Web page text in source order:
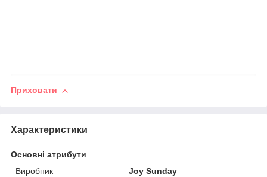
Приховати
Характеристики
Основні атрибути
Виробник
Joy Sunday